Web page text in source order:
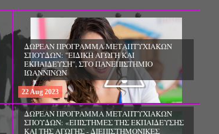
22Aug 2023